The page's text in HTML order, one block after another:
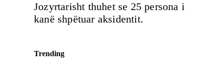
Jozyrtarisht thuhet se 25 persona i
kanë shpëtuar aksidentit.
Trending